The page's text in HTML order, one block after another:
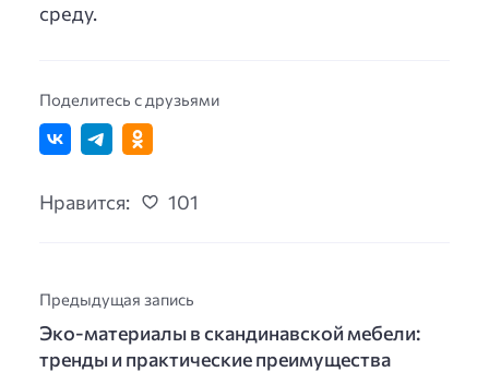
среду.
Поделитесь с друзьями
Нравится: 101
Предыдущая запись
Эко-материалы в скандинавской мебели:
тренды и практические преимущества